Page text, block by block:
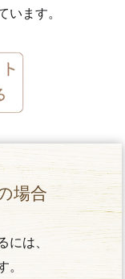
います。
場合
には、
。